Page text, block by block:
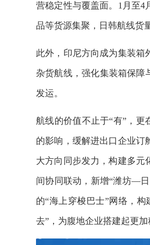
营稳定性与覆盖面。1月至
品等货源集聚，日韩航线货
此外，印尼方向成为集装箱
杂货航线，强化集装箱保障
发运。
航线的价值不止于“有”，更
的影响，缓解进出口企业订
大方向同步发力，构建多元
间协同联动，新增“潍坊—
的“海上穿梭巴士”网络，
去”，为腹地企业搭建起更加